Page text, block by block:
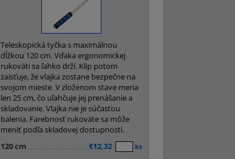
Teleskopická tyčka s maximálnou
dĺžkou 120 cm. Vďaka ergonomickej
rukoväti sa ľahko drží. Klip potom
zaisťuje, že vlajka zostane bezpečne na
svojom mieste. V zloženom stave meria
len 25 cm, čo uľahčuje jej prenášanie a
skladovanie. Vlajka nie je súčasťou
balenia. Farebnosť rukoväte sa môže
meniť podľa skladovej dostupnosti.
120 cm
€12,32 ks